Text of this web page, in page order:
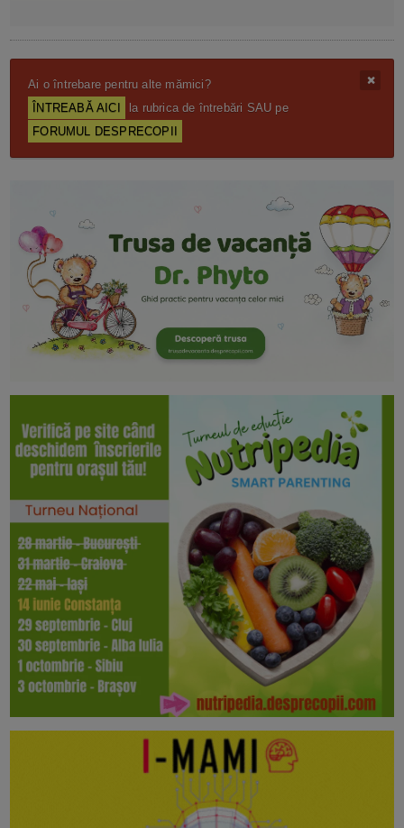
Ai o întrebare pentru alte mămici?
ÎNTREABĂ AICI
la rubrica de întrebări SAU pe
FORUMUL DESPRECOPII